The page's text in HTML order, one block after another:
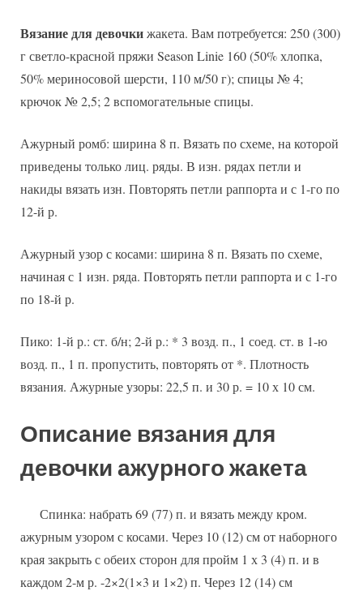
Вязание для девочкижакета. Вам потребуется: 250 (300)
г светло-красной пряжи Season Linie 160 (50% хлопка,
50% мериносовой шерсти, 110 м/50 г); спицы № 4;
крючок № 2,5; 2 вспомогательные спицы.
Ажурный ромб: ширина 8 п. Вязать по схеме, на которой
приведены только лиц. ряды. В изн. рядах петли и
накиды вязать изн. Повторять петли раппорта и с 1-го по
12-й р.
Ажурный узор с косами: ширина 8 п. Вязать по схеме,
начиная с 1 изн. ряда. Повторять петли раппорта и с 1-го
по 18-й р.
Пико: 1-й р.: ст. б/н; 2-й р.: * 3 возд. п., 1 соед. ст. в 1-ю
возд. п., 1 п. пропустить, повторять от *. Плотность
вязания. Ажурные узоры: 22,5 п. и 30 р. = 10 х 10 см.
Описание вязания для
девочки ажурного жакета
Спинка: набрать 69 (77) п. и вязать между кром.
ажурным узором с косами. Через 10 (12) см от наборного
края закрыть с обеих сторон для пройм 1 х 3 (4) п. и в
каждом 2-м р. -2×2(1×3 и 1×2) п. Через 12 (14) см